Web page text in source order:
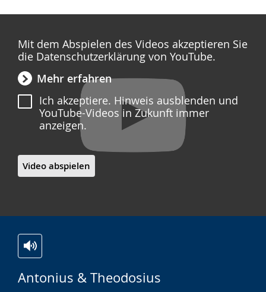
Mit dem Abspielen des Videos akzeptieren Sie
die Datenschutzerklärung von YouTube.
Mehr erfahren
Ich akzeptiere. Hinweis ausblenden und
YouTube-Videos in Zukunft immer
anzeigen.
Video abspielen
Antonius & Theodosius
Leichten
Audio-
Video